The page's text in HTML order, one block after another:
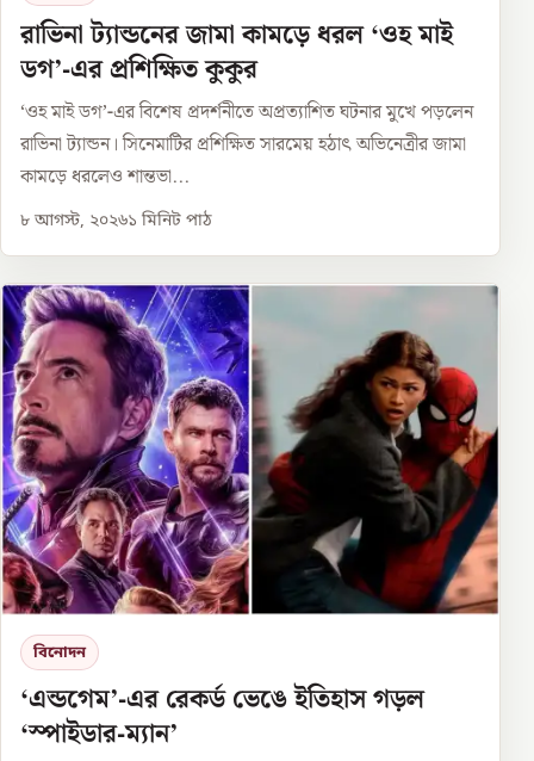
রাভিনা ট্যান্ডনের জামা কামড়ে ধরল ‘ওহ মাই
ডগ’-এর প্রশিক্ষিত কুকুর
‘ওহ মাই ডগ’-এর বিশেষ প্রদর্শনীতে অপ্রত্যাশিত ঘটনার মুখে পড়লেন
রাভিনা ট্যান্ডন। সিনেমাটির প্রশিক্ষিত সারমেয় হঠাৎ অভিনেত্রীর জামা
কামড়ে ধরলেও শান্তভা...
৮ আগস্ট, ২০২৬১ মিনিট পাঠ
বিনোদন
‘এন্ডগেম’-এর রেকর্ড ভেঙে ইতিহাস গড়ল
‘স্পাইডার-ম্যান’